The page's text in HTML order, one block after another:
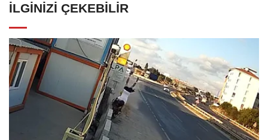
İLGINIZI ÇEKEBILIR